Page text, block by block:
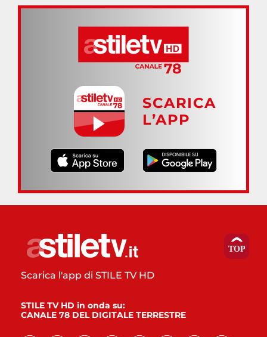
SCARICA
L’APP
Scarica l'app di STILE TV HD
STILE TV HD in onda su:
CANALE 78 DEL DIGITALE TERRESTRE